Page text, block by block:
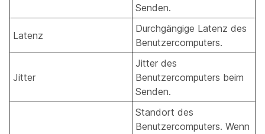
Senden.
Latenz
Durchgängige Latenz des
Benutzercomputers.
Jitter
Jitter des
Benutzercomputers beim
Senden.
Standort des
Benutzercomputers. Wenn